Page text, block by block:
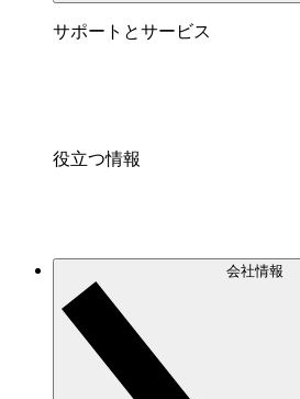
サポートとサービス
役立つ情報
会社情報